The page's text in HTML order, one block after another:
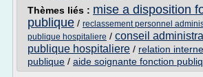
Thèmes liés : mise a disposition
publique / reclassement personnel
publique hospitaliere / conseil
publique hospitaliere / relation
publique / aide soignante fonction